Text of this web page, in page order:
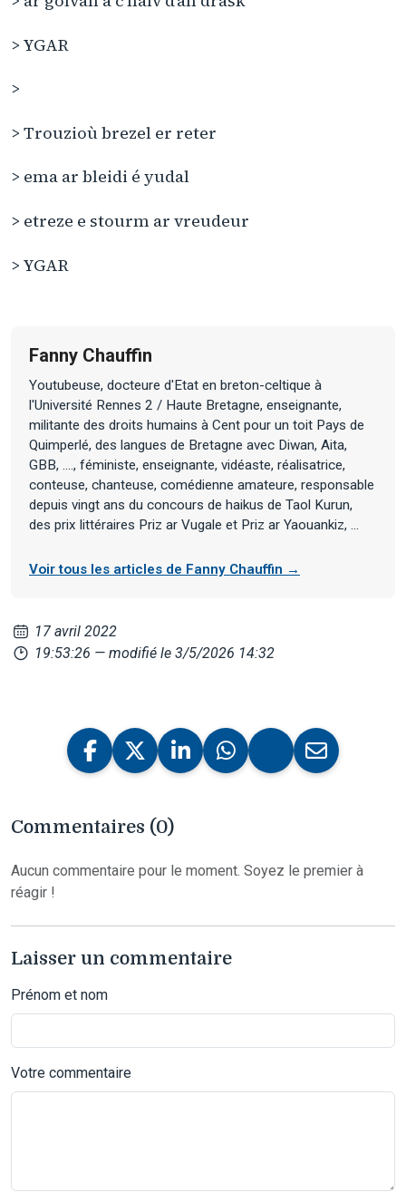
> YGAR
>
> Trouzioù brezel er reter
> ema ar bleidi é yudal
> etreze e stourm ar vreudeur
> YGAR
Fanny Chauffin
Youtubeuse, docteure d'Etat en breton-celtique à
l'Université Rennes 2 / Haute Bretagne, enseignante,
militante des droits humains à Cent pour un toit Pays de
Quimperlé, des langues de Bretagne avec Diwan, Aita,
GBB, ...., féministe, enseignante, vidéaste, réalisatrice,
conteuse, chanteuse, comédienne amateure, responsable
depuis vingt ans du concours de haikus de Taol Kurun,
des prix littéraires Priz ar Vugale et Priz ar Yaouankiz, ...
Voir tous les articles de Fanny Chauffin →
17 avril 2022
19:53:26 — modifié le 3/5/2026 14:32
Commentaires (0)
Aucun commentaire pour le moment. Soyez le premier à
réagir !
Laisser un commentaire
Prénom et nom
Votre commentaire